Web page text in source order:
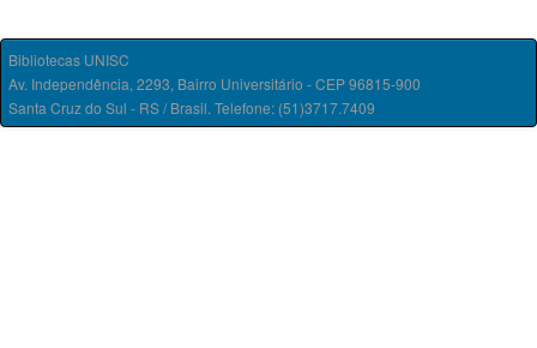
Bibliotecas UNISC
Av. Independência, 2293, Bairro Universitário - CEP 96815-900
Santa Cruz do Sul - RS / Brasil. Telefone: (51)3717.7409